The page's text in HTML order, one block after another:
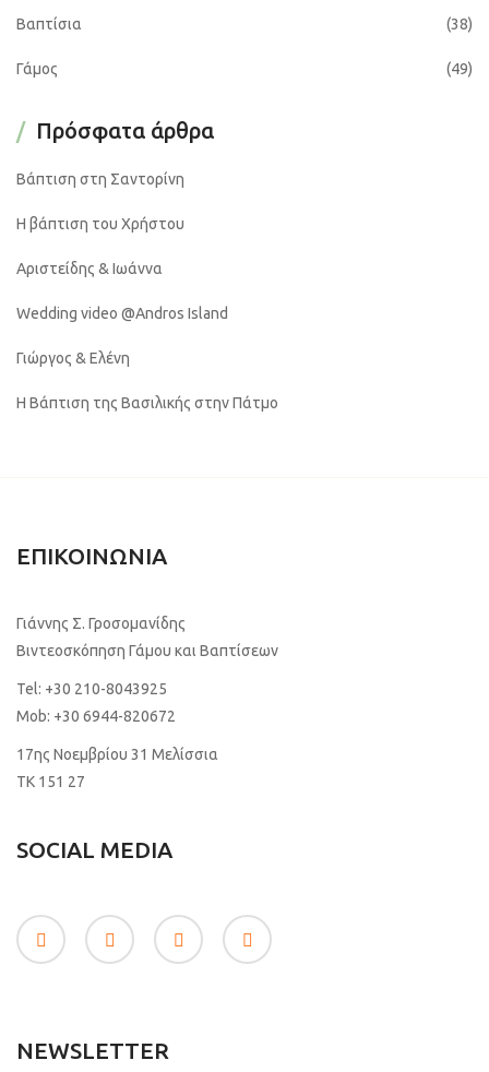
Βαπτίσια (38)
Γάμος (49)
Πρόσφατα άρθρα
Βάπτιση στη Σαντορίνη
Η βάπτιση του Χρήστου
Αριστείδης & Ιωάννα
Wedding video @Andros Island
Γιώργος & Ελένη
Η Βάπτιση της Βασιλικής στην Πάτμο
ΕΠΙΚΟΙΝΩΝΙΑ
Γιάννης Σ. Γροσομανίδης
Βιντεοσκόπηση Γάμου και Βαπτίσεων
Tel: +30 210-8043925
Mob: +30 6944-820672
17ης Νοεμβρίου 31 Μελίσσια
TK 151 27
SOCIAL MEDIA
NEWSLETTER